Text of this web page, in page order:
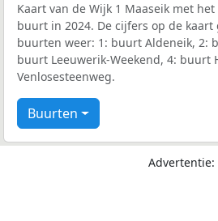
Kaart van de Wijk 1 Maaseik met
buurt in 2024. De cijfers op de kaart
buurten weer: 1: buurt Aldeneik, 2:
buurt Leeuwerik-Weekend, 4: buurt
Venlosesteenweg.
Buurten
Advertentie: